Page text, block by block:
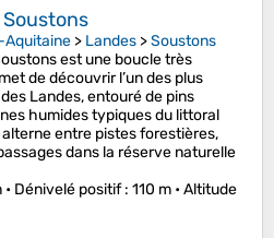
Aquitaine > Landes >Soustons
est une boucle très
de découvrir l’un des plus
Landes, entouré de pins
humides typiques du littoral
entre pistes forestières,
dans la réserve naturelle
• Dénivelé positif: 110 m •Altitude